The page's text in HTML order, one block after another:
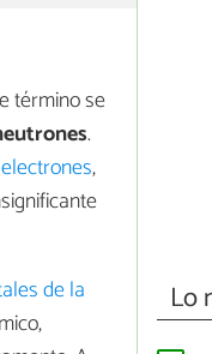
término se
.
,
de la
Lo